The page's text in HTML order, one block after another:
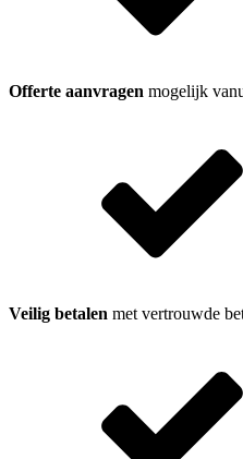
Offerte aanvragen mogelijk
Veilig betalen met vertrouwde